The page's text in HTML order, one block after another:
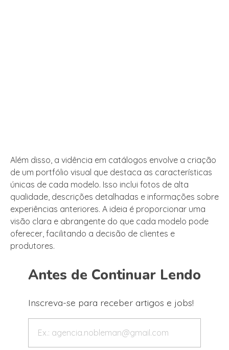
Além disso, a vidência em catálogos envolve a criação
de um portfólio visual que destaca as características
únicas de cada modelo. Isso inclui fotos de alta
qualidade, descrições detalhadas e informações sobre
experiências anteriores. A ideia é proporcionar uma
visão clara e abrangente do que cada modelo pode
oferecer, facilitando a decisão de clientes e
produtores.
Antes de Continuar Lendo
Inscreva-se para receber artigos e jobs!